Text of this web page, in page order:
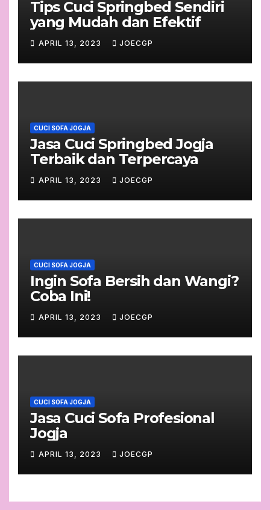
Tips Cuci Springbed Sendiri
yang Mudah dan Efektif
APRIL 13, 2023 JOECGP
CUCI SOFA JOGJA
Jasa Cuci Springbed Jogja
Terbaik dan Terpercaya
APRIL 13, 2023 JOECGP
CUCI SOFA JOGJA
Ingin Sofa Bersih dan Wangi?
Coba Ini!
APRIL 13, 2023 JOECGP
CUCI SOFA JOGJA
Jasa Cuci Sofa Profesional
Jogja
APRIL 13, 2023 JOECGP